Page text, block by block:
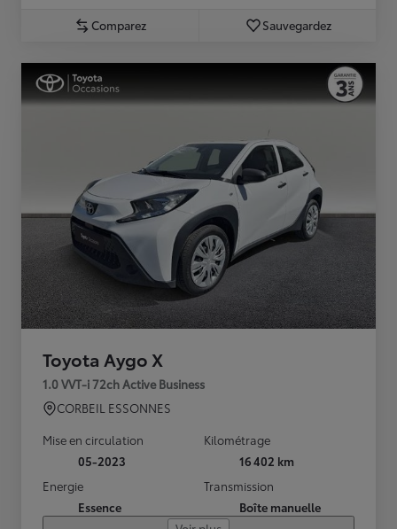
Comparez Sauvegardez
Toyota Aygo X
1.0 VVT-i 72ch Active Business
CORBEIL ESSONNES
Mise en circulation
05-2023
Kilométrage
16 402 km
Energie
Essence
Transmission
Boîte manuelle